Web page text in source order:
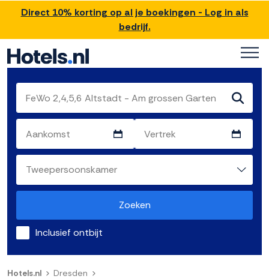
Direct 10% korting op al je boekingen - Log in als
bedrijf.
Zoeken
Inclusief ontbijt
Hotels.nl
Dresden